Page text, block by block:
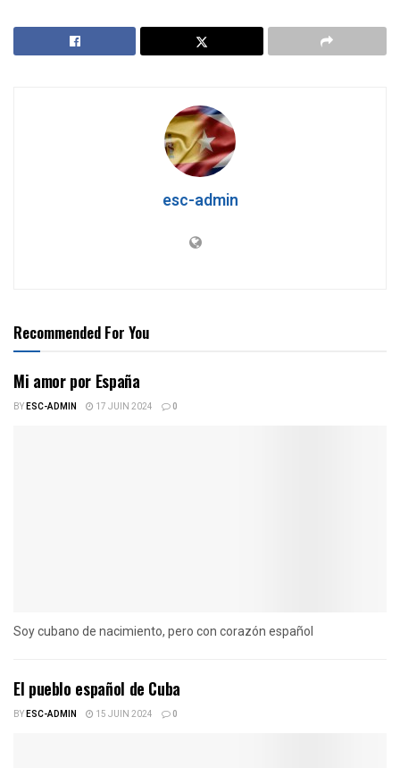
esc-admin
Recommended For You
Mi amor por España
BYESC-ADMIN 17 JUIN 2024 0
Soy cubano de nacimiento, pero con corazón español
El pueblo español de Cuba
BYESC-ADMIN 15 JUIN 2024 0